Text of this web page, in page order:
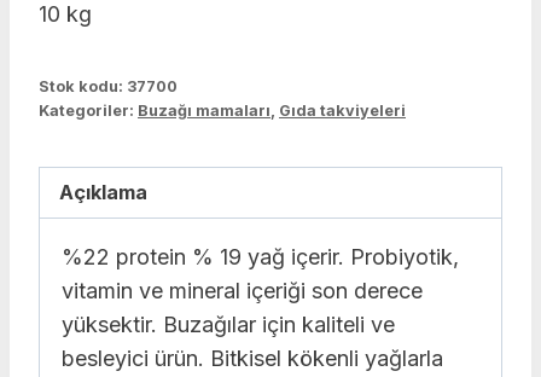
10 kg
Stok kodu: 37700
Kategoriler: Buzağı mamaları, Gıda takviyeleri
Açıklama
%22 protein % 19 yağ içerir. Probiyotik,
vitamin ve mineral içeriği son derece
yüksektir. Buzağılar için kaliteli ve
besleyici ürün. Bitkisel kökenli yağlarla